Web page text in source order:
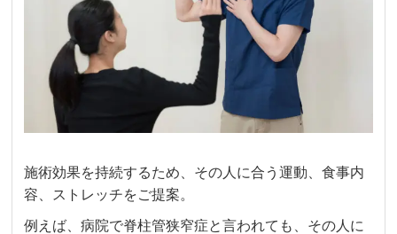
施術効果を持続するため、その人に合う運動、食事内
容、ストレッチをご提案。
例えば、病院で脊柱管狭窄症と言われても、その人に